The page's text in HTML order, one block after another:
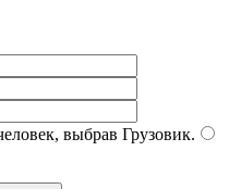
выбрав Грузовик.